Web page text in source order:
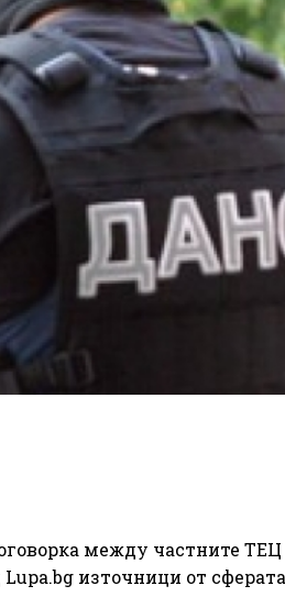
между частните
източници от